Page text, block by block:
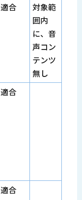
適合
対象範
囲内
に、音
声コン
テンツ
無し
適合
適合